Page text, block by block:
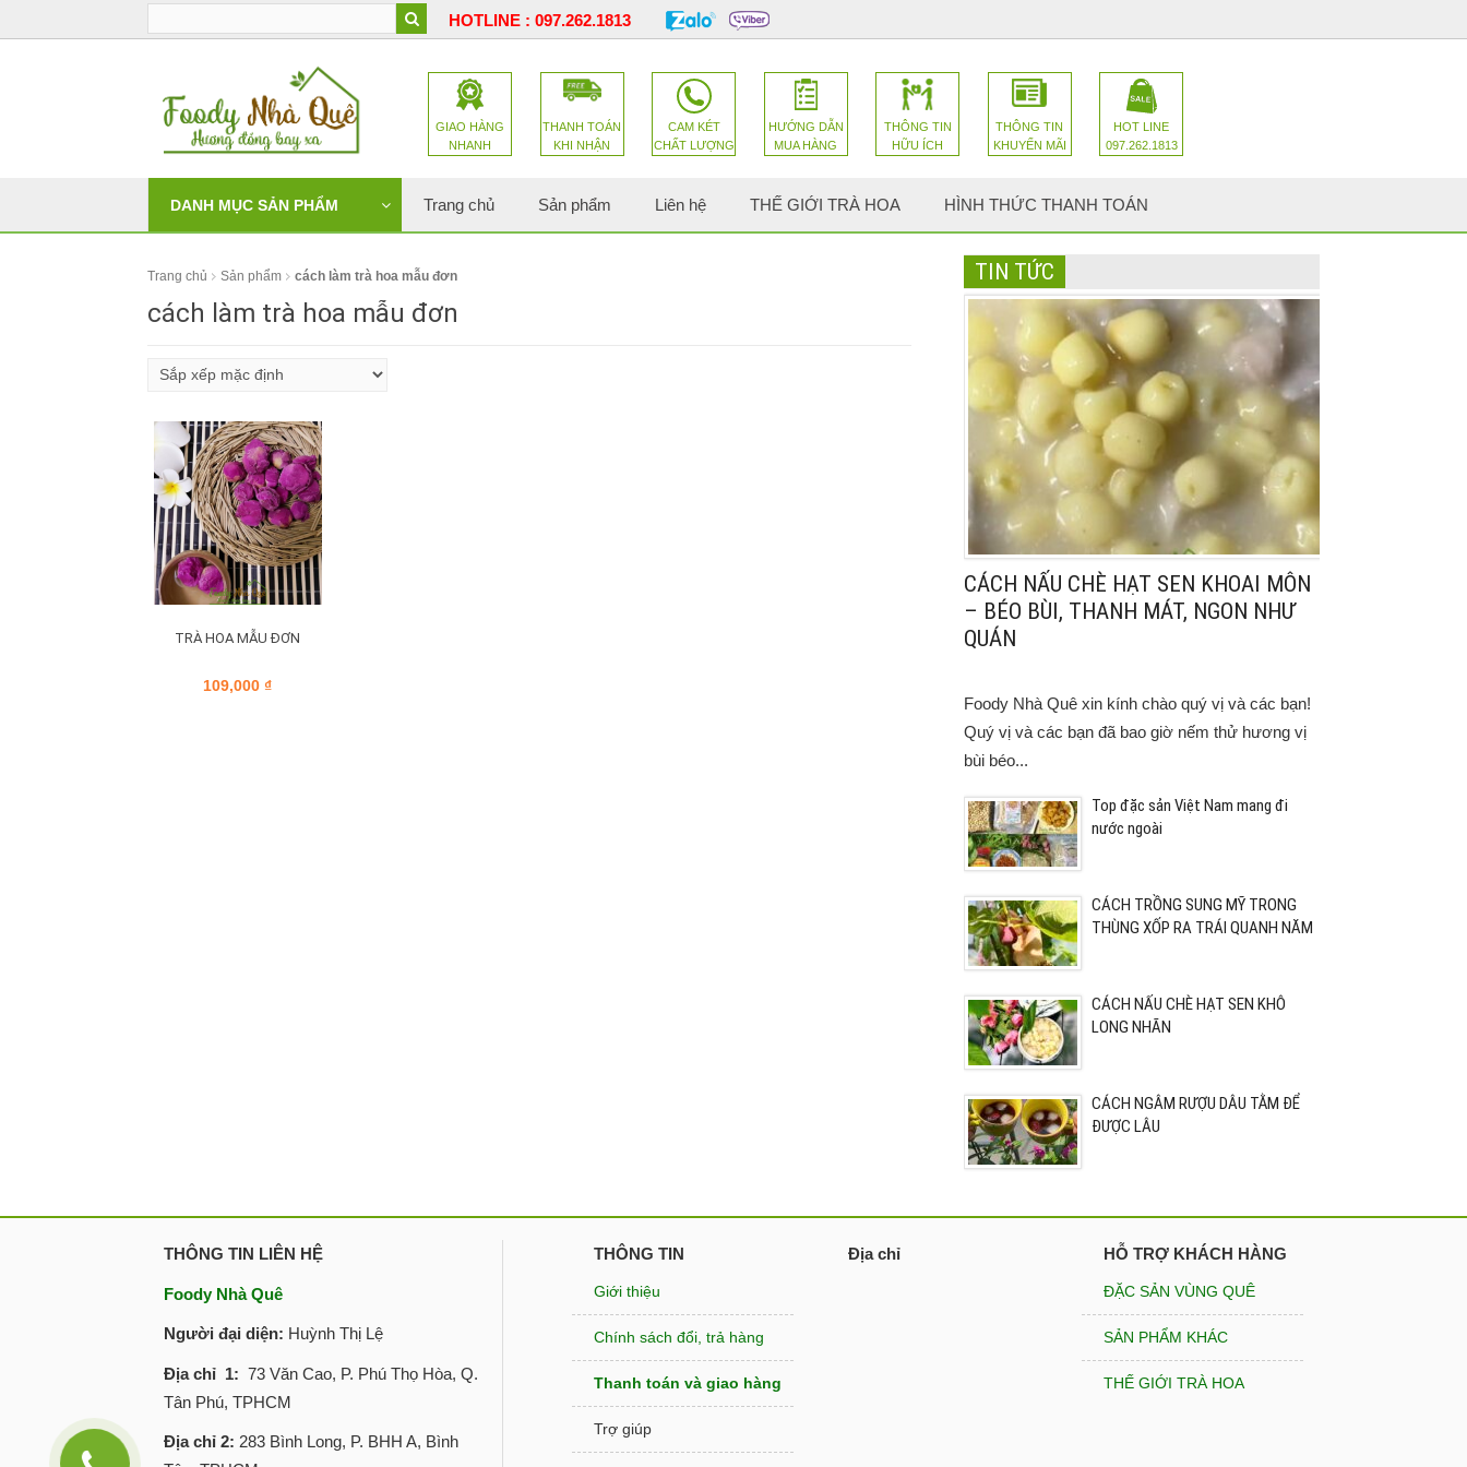
HOTLINE : 097.262.1813
GIAO HÀNG
NHANH
THANH TOÁN
KHI NHẬN
CAM KÉT
CHẤT LƯỢNG
HƯỚNG DẪN
MUA HÀNG
THÔNG TIN
HỮU ÍCH
THÔNG TIN
KHUYẾN MÃI
HOT LINE
097.262.1813
DANH MỤC SẢN PHẨM Trang chủ Sản phẩm Liên hệ THẾ GIỚI TRÀ HOA HÌNH THỨC THANH TOÁN
Trang chủ Sản phẩm cách làm trà hoa mẫu đơn
cách làm trà hoa mẫu đơn
TRÀ HOA MẪU ĐƠN
109,000 ₫
TIN TỨC
CÁCH NẤU CHÈ HẠT SEN KHOAI MÔN
– BÉO BÙI, THANH MÁT, NGON NHƯ
QUÁN
Foody Nhà Quê xin kính chào quý vị và các bạn!
Quý vị và các bạn đã bao giờ nếm thử hương vị
bùi béo...
Top đặc sản Việt Nam mang đi
nước ngoài
CÁCH TRỒNG SUNG MỸ TRONG
THÙNG XỐP RA TRÁI QUANH NĂM
CÁCH NẤU CHÈ HẠT SEN KHÔ
LONG NHÃN
CÁCH NGÂM RƯỢU DÂU TẰM ĐỂ
ĐƯỢC LÂU
THÔNG TIN LIÊN HỆ
Foody Nhà Quê
Người đại diện: Huỳnh Thị Lệ
Địa chỉ 1: 73 Văn Cao, P. Phú Thọ Hòa, Q.
Tân Phú, TPHCM
Địa chỉ 2: 283 Bình Long, P. BHH A, Bình
THÔNG TIN
Giới thiệu
Chính sách đổi, trả hàng
Thanh toán và giao hàng
Trợ giúp
Địa chỉ HỖ TRỢ KHÁCH HÀNG
ĐẶC SẢN VÙNG QUÊ
SẢN PHẨM KHÁC
THẾ GIỚI TRÀ HOA